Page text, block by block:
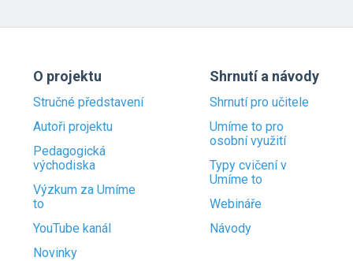
O projektu
Stručné představení
Autoři projektu
Pedagogická
východiska
Výzkum za Umíme
to
YouTube kanál
Novinky
Shrnutí a návody
Shrnutí pro učitele
Umíme to pro
osobní využití
Typy cvičení v
Umíme to
Webináře
Návody